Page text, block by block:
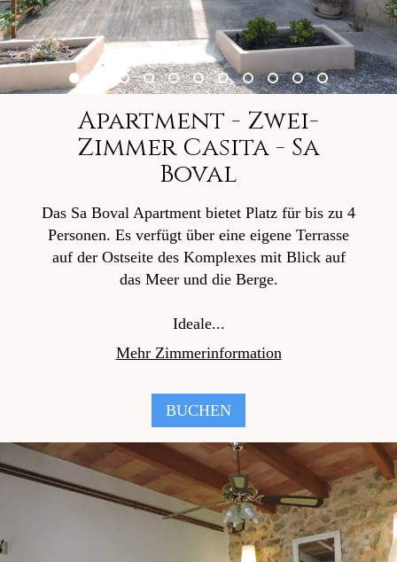
Apartment - Zwei-
Zimmer Casita - Sa
Boval
Das Sa Boval Apartment bietet Platz für bis zu 4
Personen. Es verfügt über eine eigene Terrasse
auf der Ostseite des Komplexes mit Blick auf
das Meer und die Berge.
Ideale...
Mehr Zimmerinformation
BUCHEN